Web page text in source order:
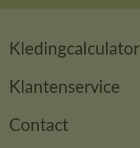
Kledingcalculator
Klantenservice
Contact